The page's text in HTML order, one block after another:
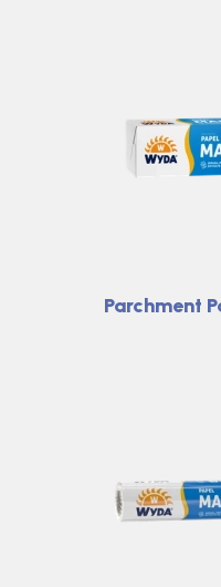
Parchment